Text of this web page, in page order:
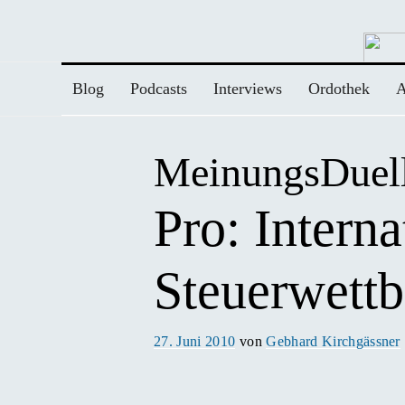
Blog Podcasts Interviews Ordothek
Pro:
Veröffentlicht
27. Juni 2010 vonGebhard Kirchgässner